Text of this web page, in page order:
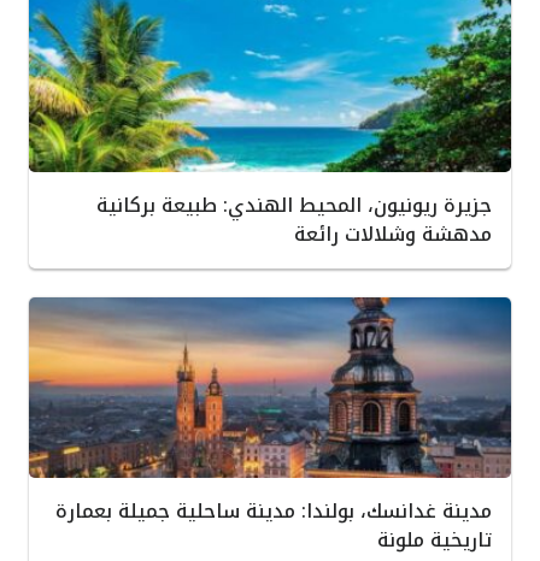
جزيرة ريونيون، المحيط الهندي: طبيعة بركانية
مدهشة وشلالات رائعة
مدينة غدانسك، بولندا: مدينة ساحلية جميلة بعمارة
تاريخية ملونة